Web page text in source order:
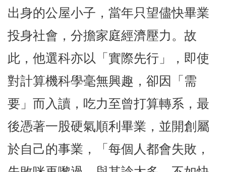
出身的公屋小子，當年只望儘快畢業
投身社會，分擔家庭經濟壓力。故
此，他選科亦以「實際先行」，即使
對計算機科學毫無興趣，卻因「需
要」而入讀，吃力至曾打算轉系，最
後憑著一股硬氣順利畢業，並開創屬
於自己的事業，「每個人都會失敗，